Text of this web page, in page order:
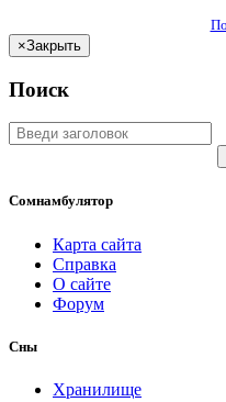
×Закрыть
Поиск
Сомнамбулятор
Карта сайта
Справка
О сайте
Форум
Сны
Хранилище